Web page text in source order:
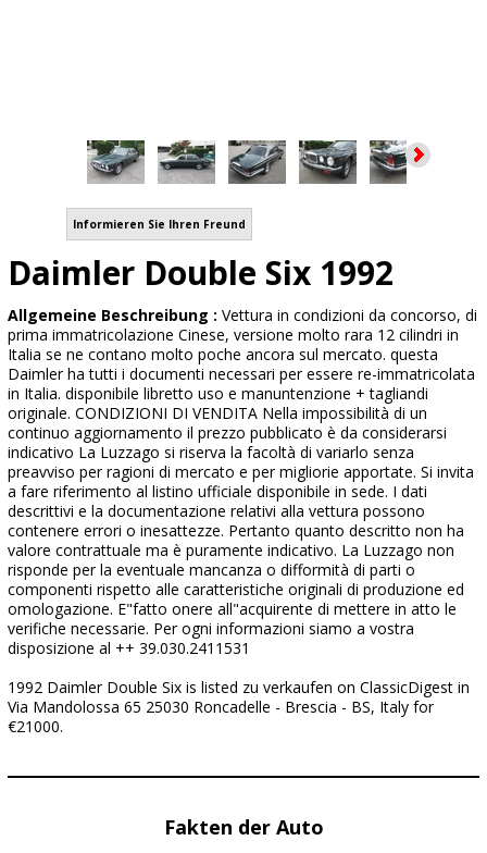
Informieren Sie Ihren Freund
Daimler Double Six 1992
Allgemeine Beschreibung : Vettura in condizioni da concorso, di
prima immatricolazione Cinese, versione molto rara 12 cilindri in
Italia se ne contano molto poche ancora sul mercato. questa
Daimler ha tutti i documenti necessari per essere re-immatricolata
in Italia. disponibile libretto uso e manuntenzione + tagliandi
originale. CONDIZIONI DI VENDITA Nella impossibilità di un
continuo aggiornamento il prezzo pubblicato è da considerarsi
indicativo La Luzzago si riserva la facoltà di variarlo senza
preavviso per ragioni di mercato e per migliorie apportate. Si invita
a fare riferimento al listino ufficiale disponibile in sede. I dati
descrittivi e la documentazione relativi alla vettura possono
contenere errori o inesattezze. Pertanto quanto descritto non ha
valore contrattuale ma è puramente indicativo. La Luzzago non
risponde per la eventuale mancanza o difformità di parti o
componenti rispetto alle caratteristiche originali di produzione ed
omologazione. E"fatto onere all"acquirente di mettere in atto le
verifiche necessarie. Per ogni informazioni siamo a vostra
disposizione al ++ 39.030.2411531
1992 Daimler Double Six is listed zu verkaufen on ClassicDigest in
Via Mandolossa 65 25030 Roncadelle - Brescia - BS, Italy for
€21000.
Fakten der Auto